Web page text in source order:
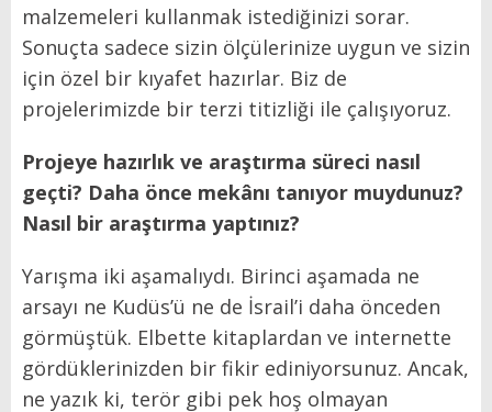
malzemeleri kullanmak istediğinizi sorar.
Sonuçta sadece sizin ölçülerinize uygun ve sizin
için özel bir kıyafet hazırlar. Biz de
projelerimizde bir terzi titizliği ile çalışıyoruz.
Projeye hazırlık ve araştırma süreci nasıl
geçti? Daha önce mekânı tanıyor muydunuz?
Nasıl bir araştırma yaptınız?
Yarışma iki aşamalıydı. Birinci aşamada ne
arsayı ne Kudüs’ü ne de İsrail’i daha önceden
görmüştük. Elbette kitaplardan ve internette
gördüklerinizden bir fikir ediniyorsunuz. Ancak,
ne yazık ki, terör gibi pek hoş olmayan